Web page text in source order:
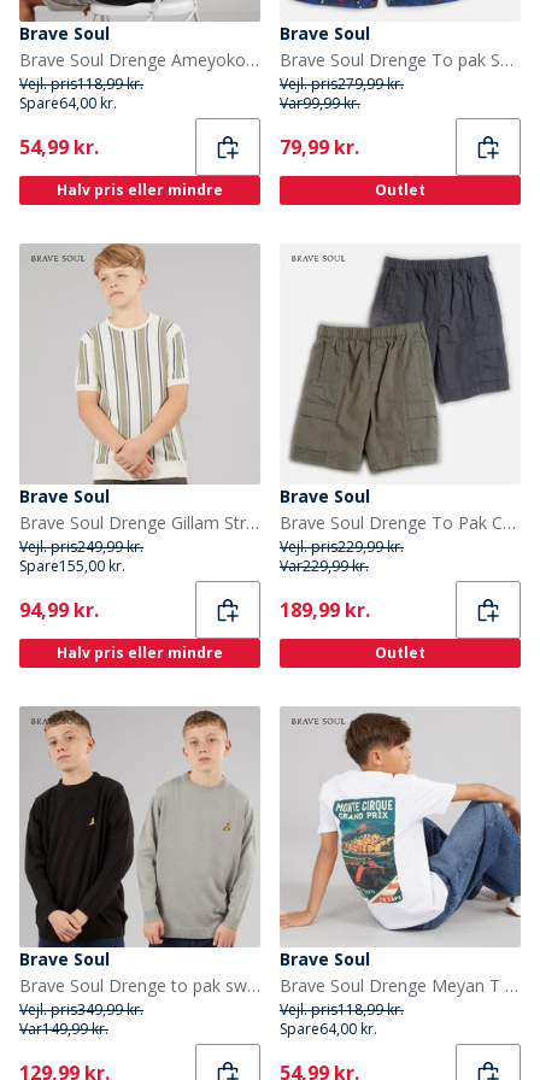
Brave Soul
Brave Soul Drenge Ameyoko T Shirt Jet Sort/Multi Farve
Vejl. pris118,99 kr.
Spare64,00 kr.
Current
54,99 kr.
Halv pris eller mindre
Brave Soul
Brave Soul Drenge To pak Svømme shorts Rød/Multi print Red + Multi Print
Vejl. pris279,99 kr.
Var99,99 kr.
Current
79,99 kr.
Outlet
Brave Soul
Brave Soul Drenge Gillam Strikket T-shirt Cream/Light Green/Mid Green
Vejl. pris249,99 kr.
Spare155,00 kr.
Current
94,99 kr.
Halv pris eller mindre
Brave Soul
Brave Soul Drenge To Pak Cargo Shorts Navy/Grå Navy / Grey
Vejl. pris229,99 kr.
Var229,99 kr.
Current
189,99 kr.
Outlet
Brave Soul
Brave Soul Drenge to pak sweatre sort/sølvgrå melange
Vejl. pris349,99 kr.
Var149,99 kr.
Current
129,99 kr.
Brave Soul
Brave Soul Drenge Meyan T Shirt Optic Hvid/Multifarvet
Vejl. pris118,99 kr.
Spare64,00 kr.
Current
54,99 kr.